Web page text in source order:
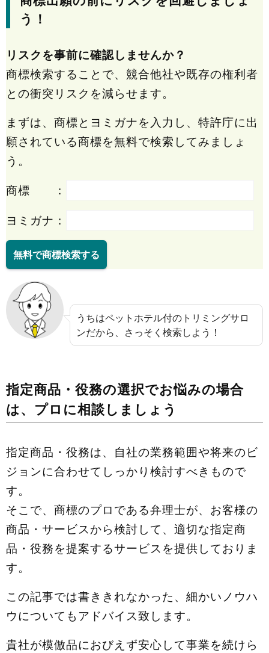
う！
リスクを事前に確認しませんか？
商標検索することで、競合他社や既存の権利者
との衝突リスクを減らせます。
まずは、商標とヨミガナを入力し、特許庁に出
願されている商標を無料で検索してみましょ
う。
商標 ：
ヨミガナ：
無料で商標検索する
うちはペットホテル付のトリミングサロ
ンだから、さっそく検索しよう！
指定商品・役務の選択でお悩みの場合
は、プロに相談しましょう
指定商品・役務は、自社の業務範囲や将来のビ
ジョンに合わせてしっかり検討すべきもので
す。
そこで、商標のプロである弁理士が、お客様の
商品・サービスから検討して、適切な指定商
品・役務を提案するサービスを提供しておりま
す。
この記事では書ききれなかった、細かいノウハ
ウについてもアドバイス致します。
貴社が模倣品におびえず安心して事業を続けら